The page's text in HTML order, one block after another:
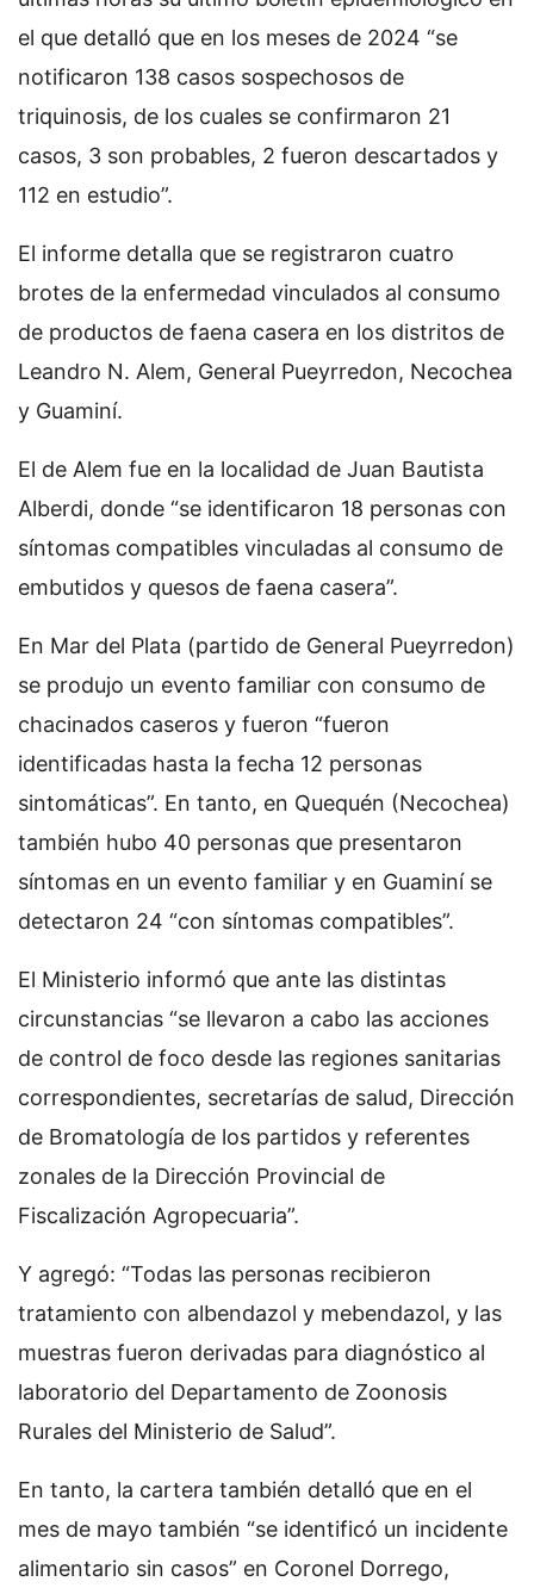
el que detalló que en los meses de 2024 “se
notificaron 138 casos sospechosos de
triquinosis, de los cuales se confirmaron 21
casos, 3 son probables, 2 fueron descartados y
112 en estudio”.
El informe detalla que se registraron cuatro
brotes de la enfermedad vinculados al consumo
de productos de faena casera en los distritos de
Leandro N. Alem, General Pueyrredon, Necochea
y Guaminí.
El de Alem fue en la localidad de Juan Bautista
Alberdi, donde “se identificaron 18 personas con
síntomas compatibles vinculadas al consumo de
embutidos y quesos de faena casera”.
En Mar del Plata (partido de General Pueyrredon)
se produjo un evento familiar con consumo de
chacinados caseros y fueron “fueron
identificadas hasta la fecha 12 personas
sintomáticas”. En tanto, en Quequén (Necochea)
también hubo 40 personas que presentaron
síntomas en un evento familiar y en Guaminí se
detectaron 24 “con síntomas compatibles”.
El Ministerio informó que ante las distintas
circunstancias “se llevaron a cabo las acciones
de control de foco desde las regiones sanitarias
correspondientes, secretarías de salud, Dirección
de Bromatología de los partidos y referentes
zonales de la Dirección Provincial de
Fiscalización Agropecuaria”.
Y agregó: “Todas las personas recibieron
tratamiento con albendazol y mebendazol, y las
muestras fueron derivadas para diagnóstico al
laboratorio del Departamento de Zoonosis
Rurales del Ministerio de Salud”.
En tanto, la cartera también detalló que en el
mes de mayo también “se identificó un incidente
alimentario sin casos” en Coronel Dorrego,